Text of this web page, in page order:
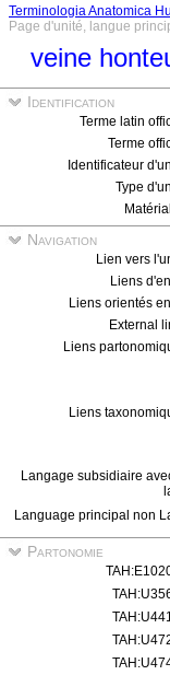
Terminologia Anatomica
Page d'unité, langue
veine
Identification
Terme latin
Terme
Identificateur
Type
Navigation
Lien vers
Liens
Liens orientés
External
Liens
Liens
Langage subsidiaire
Language principal non
Partonomie